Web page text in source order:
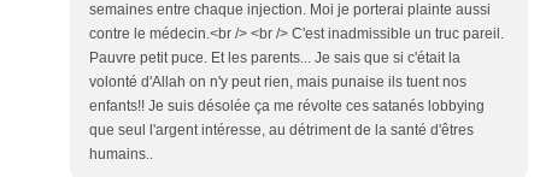
semaines entre chaque injection. Moi je porterai plainte aussi
contre le médecin.<br /> <br /> C'est inadmissible un truc pareil.
Pauvre petit puce. Et les parents... Je sais que si c'était la
volonté d'Allah on n'y peut rien, mais punaise ils tuent nos
enfants!! Je suis désolée ça me révolte ces satanés lobbying
que seul l'argent intéresse, au détriment de la santé d'êtres
humains..